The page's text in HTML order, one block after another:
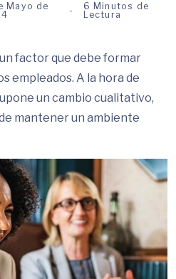
Mayo de
6 Minutos de
Lectura
factor que debe formar
empleados. A la hora de
un cambio cualitativo,
mantener un ambiente